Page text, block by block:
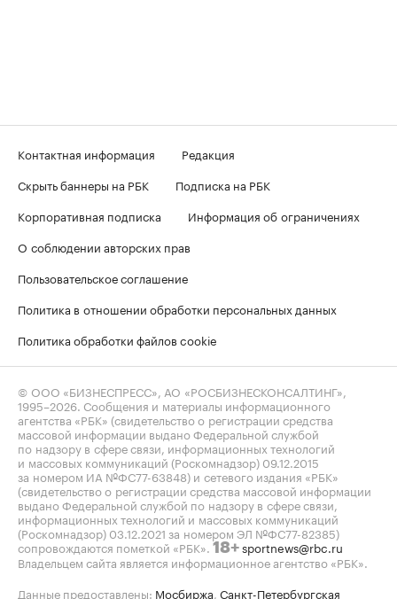
Контактная информация
Редакция
Скрыть баннеры на РБК
Подписка на РБК
Корпоративная подписка
Информация об ограничениях
О соблюдении авторских прав
Пользовательское соглашение
Политика в отношении обработки персональных данных
Политика обработки файлов cookie
© ООО «БИЗНЕСПРЕСС», АО «РОСБИЗНЕСКОНСАЛТИНГ»,
1995–2026 . Сообщения и материалы информационного
агентства «РБК» (свидетельство о регистрации средства
массовой информации выдано Федеральной службой
по надзору в сфере связи, информационных технологий
и массовых коммуникаций (Роскомнадзор) 09.12.2015
за номером ИА №ФС77-63848) и сетевого издания «РБК»
(свидетельство о регистрации средства массовой информации
выдано Федеральной службой по надзору в сфере связи,
информационных технологий и массовых коммуникаций
(Роскомнадзор) 03.12.2021 за номером ЭЛ №ФС77-82385)
сопровождаются пометкой «РБК». 18+ sportnews@rbc.ru
Владельцем сайта является информационное агентство «РБК».
Данные предоставлены: Мосбиржа Санкт-Петербургская